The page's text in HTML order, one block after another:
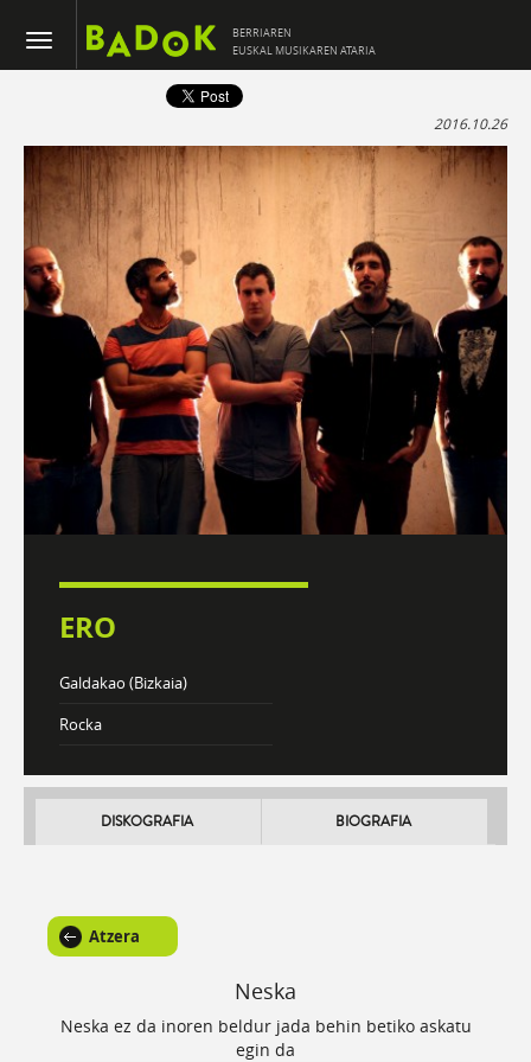
BERRIAREN
EUSKAL MUSIKAREN ATARIA
2016.10.26
ERO
Galdakao (Bizkaia)
Rocka
DISKOGRAFIA BIOGRAFIA
Atzera
Neska
Neska ez da inoren beldur jada behin betiko askatu
egin da